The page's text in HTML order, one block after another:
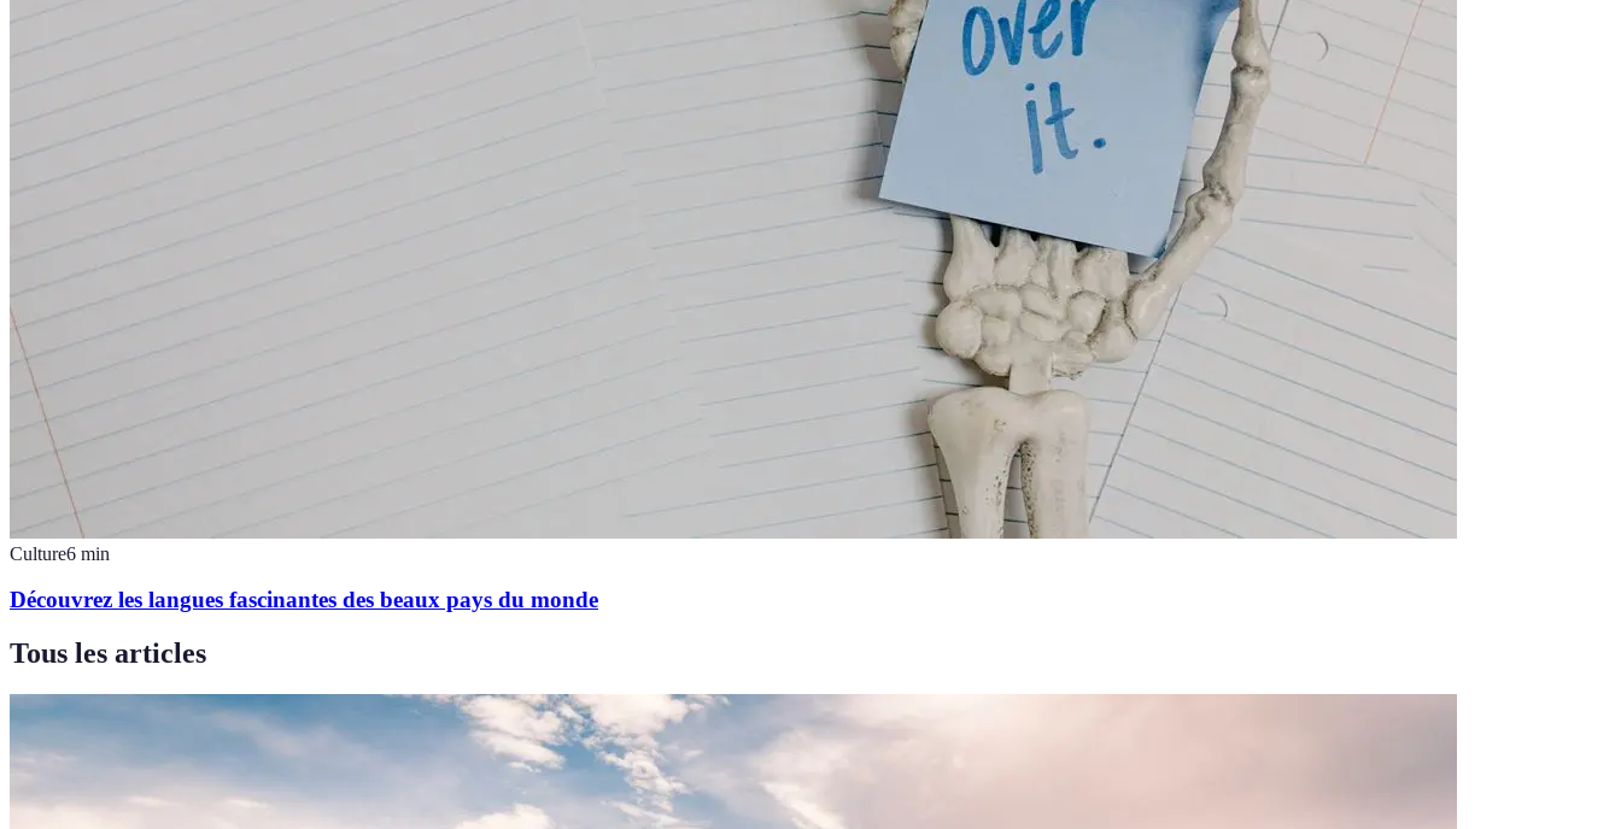
Culture6 min
Découvrez les langues fascinantes des beaux pays du monde
Tous les articles